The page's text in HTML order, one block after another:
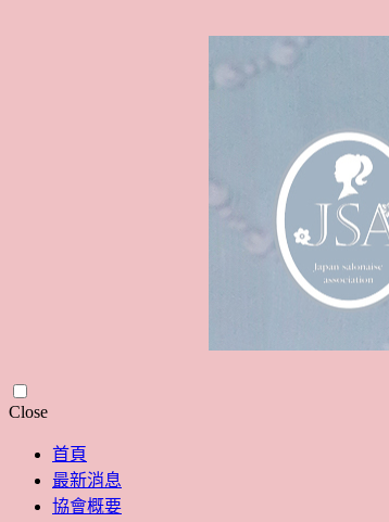
CloseSkip
content
首頁
最新消息
協會概要